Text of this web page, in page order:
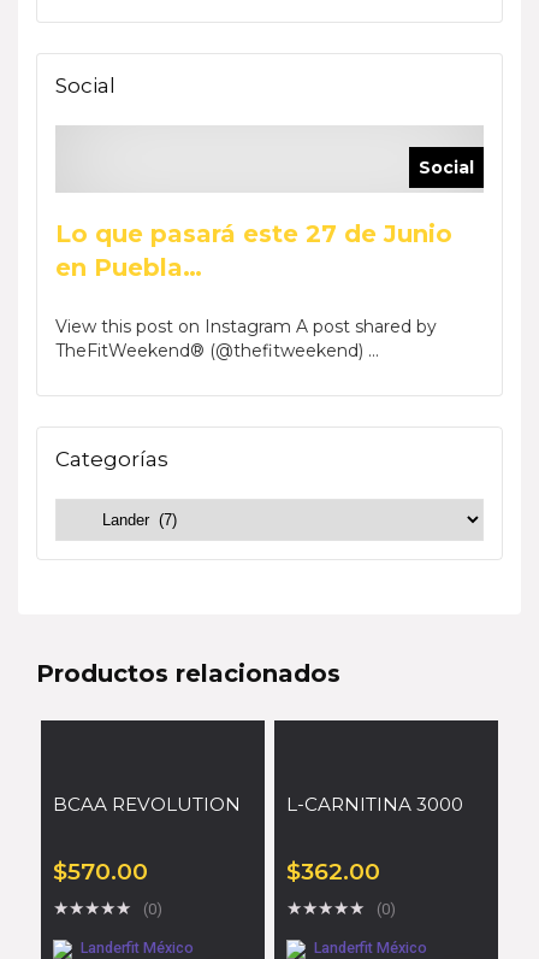
Social
Social
Lo que pasará este 27 de Junio
en Puebla…
View this post on Instagram A post shared by
TheFitWeekend® (@thefitweekend) ...
Categorías
Productos relacionados
BCAA REVOLUTION
$570.00
★★★★★ (0)
Landerfit México
L-CARNITINA 3000
$362.00
★★★★★ (0)
Landerfit México